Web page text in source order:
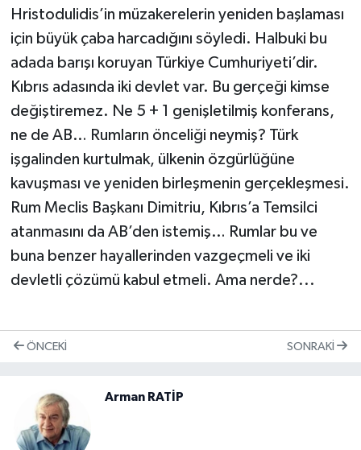
Hristodulidis’in müzakerelerin yeniden başlaması
için büyük çaba harcadığını söyledi. Halbuki bu
adada barışı koruyan Türkiye Cumhuriyeti’dir.
Kıbrıs adasında iki devlet var. Bu gerçeği kimse
değiştiremez. Ne 5 + 1 genişletilmiş konferans,
ne de AB… Rumların önceliği neymiş? Türk
işgalinden kurtulmak, ülkenin özgürlüğüne
kavuşması ve yeniden birleşmenin gerçekleşmesi.
Rum Meclis Başkanı Dimitriu, Kıbrıs’a Temsilci
atanmasını da AB’den istemiş… Rumlar bu ve
buna benzer hayallerinden vazgeçmeli ve iki
devletli çözümü kabul etmeli. Ama nerde?...
ÖNCEKI SONRAKI
Arman RATİP